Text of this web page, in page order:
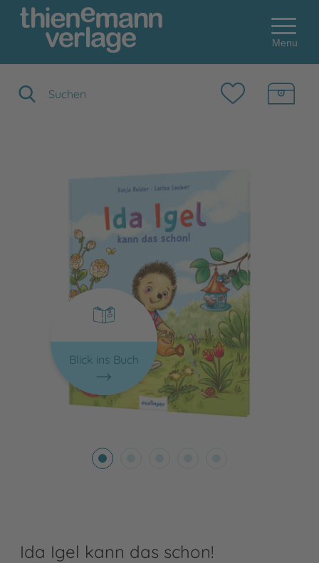
Menu
Blick ins Buch
Ida Igel kann das schon!